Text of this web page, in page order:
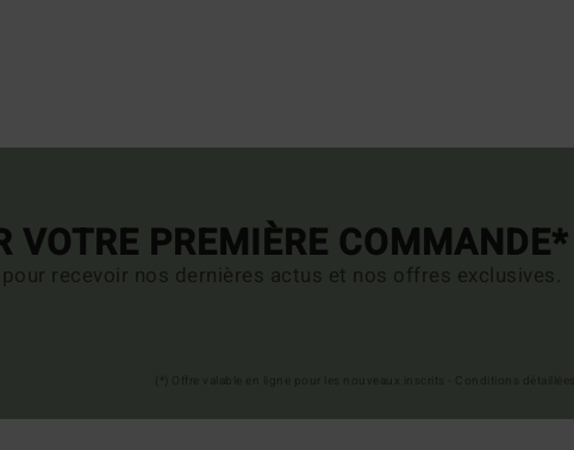
VOTRE PREMIÈRE COMMANDE*
recevoir nos dernières actus et nos offres exclusives.